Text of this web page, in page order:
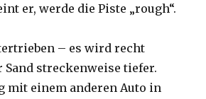
er, werde die Piste „rough“.
– es wird recht
streckenweise tiefer.
mit einem anderen Auto in